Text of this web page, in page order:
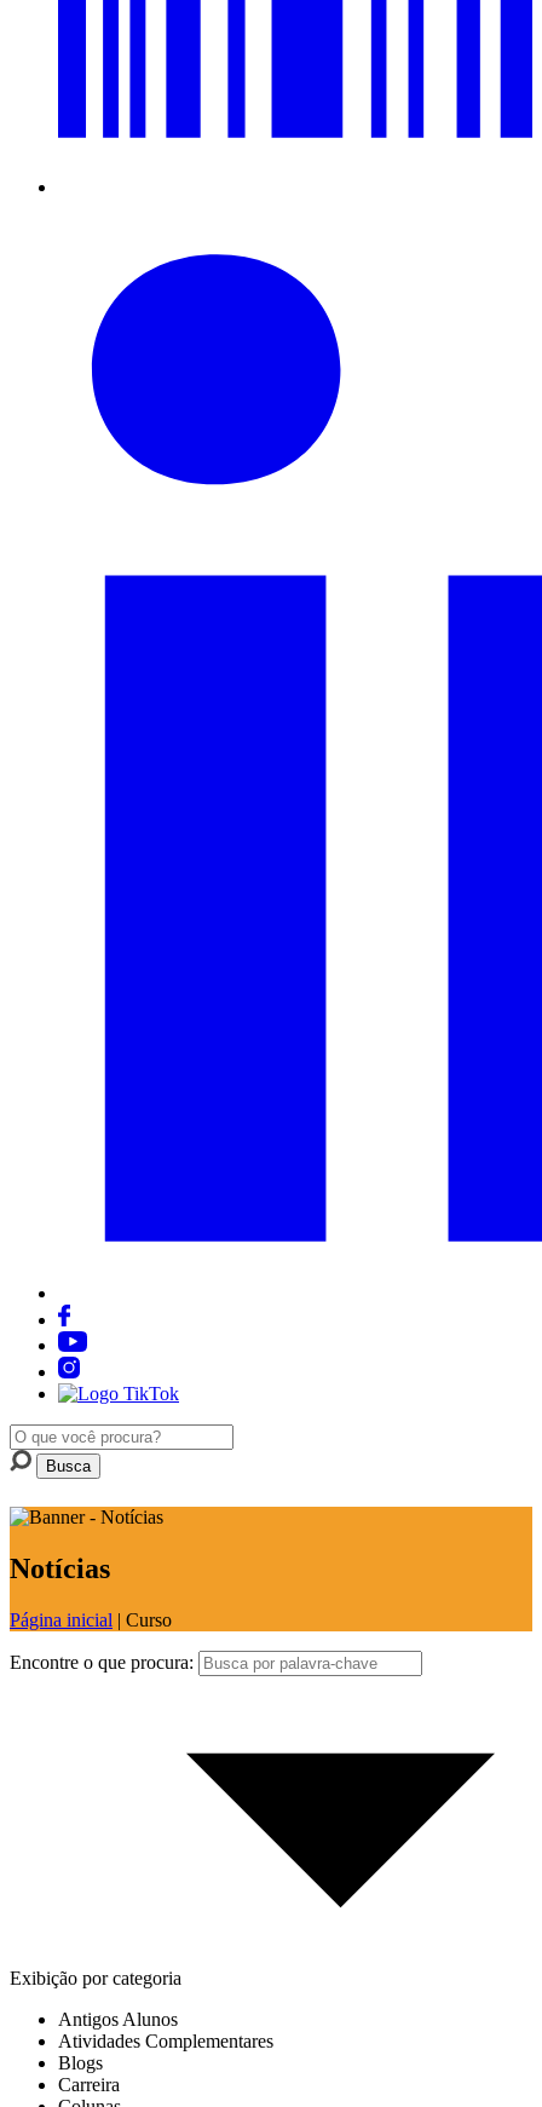
Notícias
Página inicial | Curso
Encontre o que procura:
Exibição por categoria
Antigos Alunos
Atividades Complementares
Blogs
Carreira